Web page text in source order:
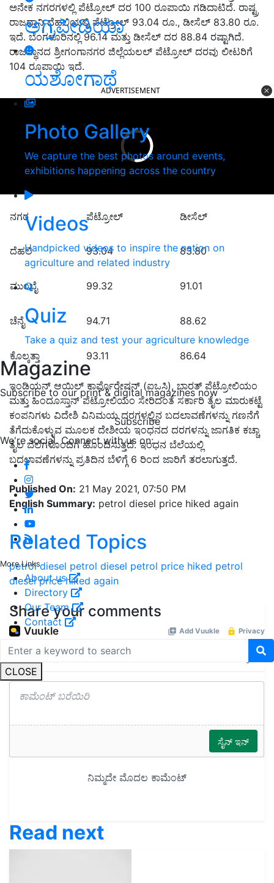
ಅಗ್ರಿಪೀಡಿಯಾ
ಯಶೋಗಾಥೆ
Photo Gallery
We capture the best photos around events,
exhibitions happening across the country
Videos
Handpicked videos to inspire the nation on
agriculture and related industry
Quiz
Take a quiz and test your agriculture knowledge
Magazine
Subscribe to our print & digital magazines now
Subscribe
We're social. Connect with us on:
More Links
About us
Directory
Our Team
Contact
CLOSE
ಅನೇಕ ನಗರಗಳಲ್ಲಿ ಪೆಟ್ರೋಲ್ ದರ 100 ರೂಪಾಯಿ ಗಡಿದಾಟಿದೆ. ರಾಷ್ಟ್ರ
ರಾಜಧಾನಿ ದೆಹಲಿಯಲ್ಲಿ ಪೆಟ್ರೋಲ್ 93.04 ರೂ., ಡೀಸೆಲ್ 83.80 ರೂ.
ಇದೆ. ಬೆಂಗಳೂರಿನಲ್ಲಿ 96.14 ಮತ್ತು ಡೀಸೆಲ್ ದರ 88.84 ರಷ್ಟಾಗಿದೆ.
ರಾಜಸ್ಥಾನದ ಶ್ರೀಗಂಗಾನಗರ ಜಿಲ್ಲೆಯಲಲ್ ಪೆಟ್ರೋಲ್ ದರವು ಲೀಟರಿಗೆ
104 ರೂಪಾಯಿ ಇದೆ.
ADVERTISEMENT
ನಗರ ಪೆಟ್ರೋಲ್ ಡೀಸೆಲ್
ದೆಹಲಿ 93.04 83.80
ಮುಂಬೈ 99.32 91.01
ಚೆನೈ 94.71 88.62
ಕೊಲ್ಕತ್ತಾ 93.11 86.64
ಇಂಡಿಯನ್ ಆಯಿಲ್ ಕಾರ್ಪೊರೇಷನ್ (ಐಒಸಿ), ಭಾರತ್ ಪೆಟ್ರೋಲಿಯಂ
ಮತ್ತು ಹಿಂದೂಸ್ತಾನ್ ಪೆಟ್ರೋಲಿಯಂ ಸೇರಿದಂತೆ ಸರ್ಕಾರಿ ತೈಲ ಮಾರುಕಟ್ಟೆ
ಕಂಪನಿಗಳು ವಿದೇಶಿ ವಿನಿಮಯ ದರಗಳಲ್ಲಿನ ಬದಲಾವಣೆಗಳನ್ನು ಗಣನೆಗೆ
ತೆಗೆದುಕೊಳ್ಳುವ ಮೂಲಕ ದೇಶೀಯ ಇಂಧನದ ದರಗಳನ್ನು ಜಾಗತಿಕ ಕಚ್ಚಾ
ತೈಲ ಬೆಲೆಗಳೊಂದಿಗೆ ಹೊಂದಿಸುತ್ತದೆ. ಇಂಧನ ಬೆಲೆಯಲ್ಲಿ
ಬದಲಾವಣೆಗಳನ್ನು ಪ್ರತಿದಿನ ಬೆಳಿಗ್ಗೆ 6 ರಿಂದ ಜಾರಿಗೆ ತರಲಾಗುತ್ತದೆ.
Published On: 21 May 2021, 07:50 PM
English Summary: petrol diesel price hiked again
Related Topics
petrol diesel petrol diesel petrol price hiked petrol
diesel price hiked again
Share your comments
Read next